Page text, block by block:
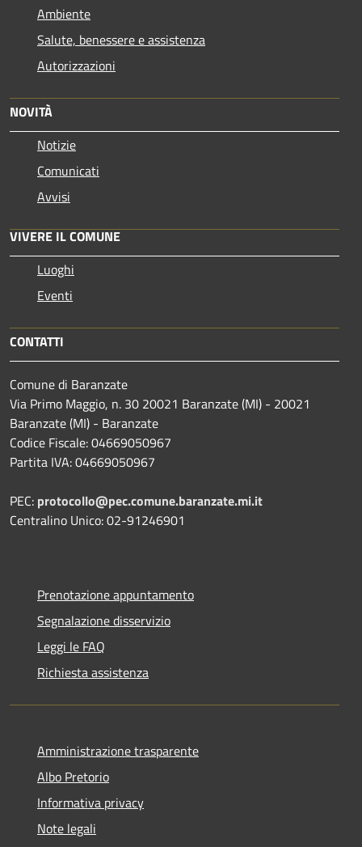
Ambiente
Salute, benessere e assistenza
Autorizzazioni
NOVITÀ
Notizie
Comunicati
Avvisi
VIVERE IL COMUNE
Luoghi
Eventi
CONTATTI
Comune di Baranzate
Via Primo Maggio, n. 30 20021 Baranzate (MI) - 20021
Baranzate (MI) - Baranzate
Codice Fiscale: 04669050967
Partita IVA: 04669050967
PEC: protocollo@pec.comune.baranzate.mi.it
Centralino Unico: 02-91246901
Prenotazione appuntamento
Segnalazione disservizio
Leggi le FAQ
Richiesta assistenza
Amministrazione trasparente
Albo Pretorio
Informativa privacy
Note legali